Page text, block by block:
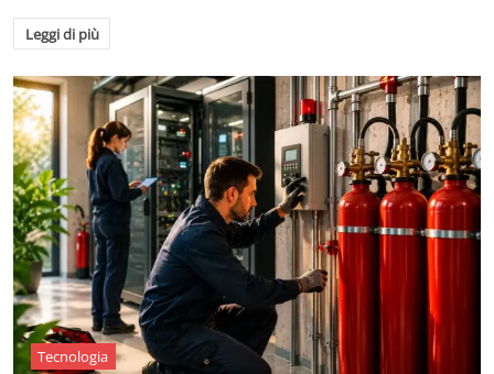
Leggi di più
Tecnologia